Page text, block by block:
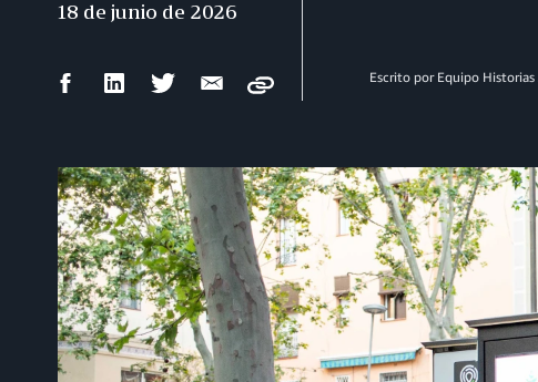
Escrito por Equipo
18 de junio de 2026
CompartirCompartirCompartirCompartir
Copy